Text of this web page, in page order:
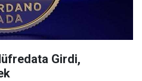
Girdi,